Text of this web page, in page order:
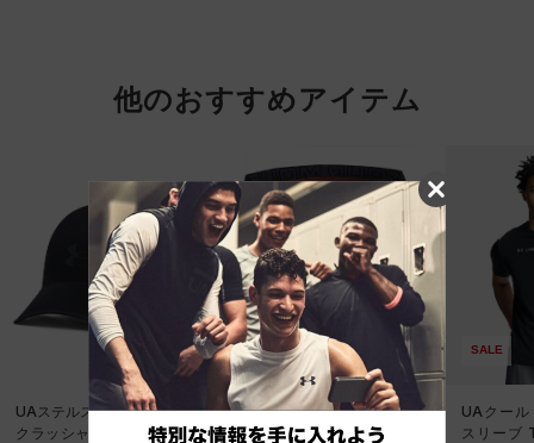
他のおすすめアイテム
UAステルスフォーム アン
クラッシャブル キャップ
UAパフォーマンステック
6インチ ノベルティ アン
SALE
UAクール
スリーブ